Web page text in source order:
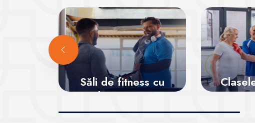
Săli de fitness cu
abonamente
recurente
pentru